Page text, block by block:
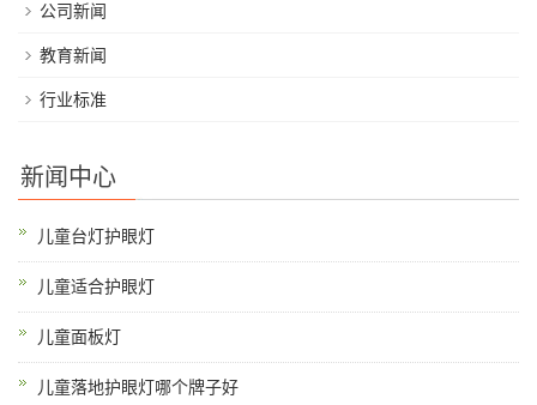
公司新闻
教育新闻
行业标准
新闻中心
儿童台灯护眼灯
儿童适合护眼灯
儿童面板灯
儿童落地护眼灯哪个牌子好